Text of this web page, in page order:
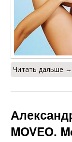
Читать дальше →
MOVEO.